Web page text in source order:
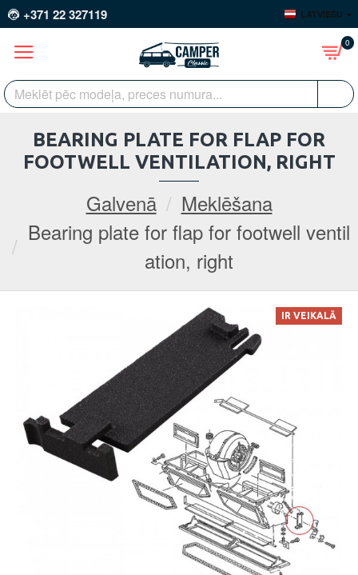
+371 22 327119 LATVIEŠU
0
Galvenā
Meklēšana
Bearing plate for flap for footwell ventil
ation, right
BEARING PLATE FOR FLAP FOR
FOOTWELL VENTILATION, RIGHT
IR VEIKALĀ